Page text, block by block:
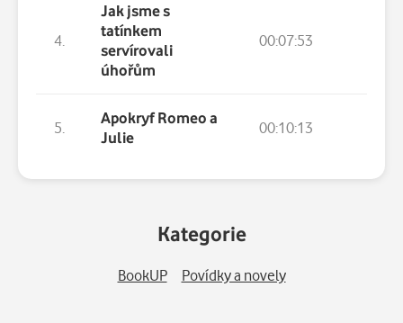
4.
Jak jsme s
tatínkem
servírovali
úhořům
00:07:53
5.
Apokryf Romeo a
Julie
00:10:13
Kategorie
BookUP Povídky a novely